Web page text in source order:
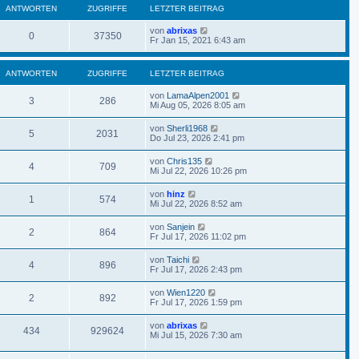
ANTWORTEN ZUGRIFFE LETZTER BEITRAG
0 37350 von abrixas
Fr Jan 15, 2021 6:43 am
ANTWORTEN ZUGRIFFE LETZTER BEITRAG
3 286 von LamaAlpen2001
Mi Aug 05, 2026 8:05 am
5 2031 von Sherli1968
Do Jul 23, 2026 2:41 pm
4 709 von Chris135
Mi Jul 22, 2026 10:26 pm
1 574 von hinz
Mi Jul 22, 2026 8:52 am
2 864 von Sanjein
Fr Jul 17, 2026 11:02 pm
4 896 von Taichi
Fr Jul 17, 2026 2:43 pm
2 892 von Wien1220
Fr Jul 17, 2026 1:59 pm
434 929624 von abrixas
Mi Jul 15, 2026 7:30 am